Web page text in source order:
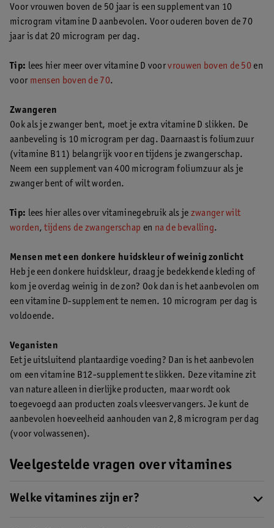
Voor vrouwen boven de 50 jaar is een supplement van 10
microgram vitamine D aanbevolen. Voor ouderen boven de 70
jaar is dat 20 microgram per dag.
Tip: lees hier meer over vitamine D voorvrouwen boven de 50 en
voor mensen boven de 70.
Zwangeren
Ook als je zwanger bent, moet je extra vitamine D slikken. De
aanbeveling is 10 microgram per dag. Daarnaast is foliumzuur
(vitamine B11) belangrijk voor en tijdens je zwangerschap.
Neem een supplement van 400 microgram foliumzuur als je
zwanger bent of wilt worden.
Tip: lees hier alles over vitaminegebruik als je zwanger wilt
worden,tijdens de zwangerschap en na de bevalling.
Mensen met een donkere huidskleur of weinig zonlicht
Heb je een donkere huidskleur, draag je bedekkende kleding of
kom je overdag weinig in de zon? Ook dan is het aanbevolen om
een vitamine D-supplement te nemen. 10 microgram per dag is
voldoende.
Veganisten
Eet je uitsluitend plantaardige voeding? Dan is het aanbevolen
om een vitamine B12-supplement te slikken. Deze vitamine zit
van nature alleen in dierlijke producten, maar wordt ook
toegevoegd aan producten zoals vleesvervangers. Je kunt de
aanbevolen hoeveelheid aanhouden van 2,8 microgram per dag
(voor volwassenen).
Veelgestelde vragen over vitamines
Welke vitamines zijn er?